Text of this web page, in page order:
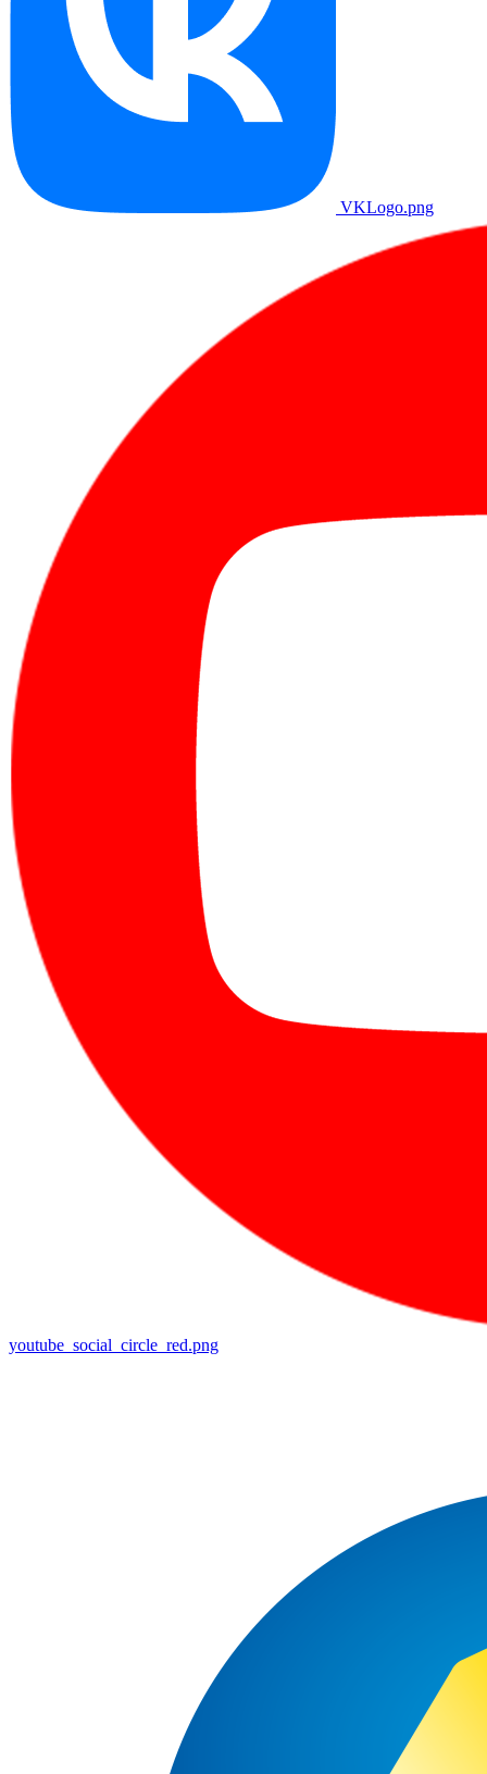
VKLogo.png
youtube_social_circle_red.png